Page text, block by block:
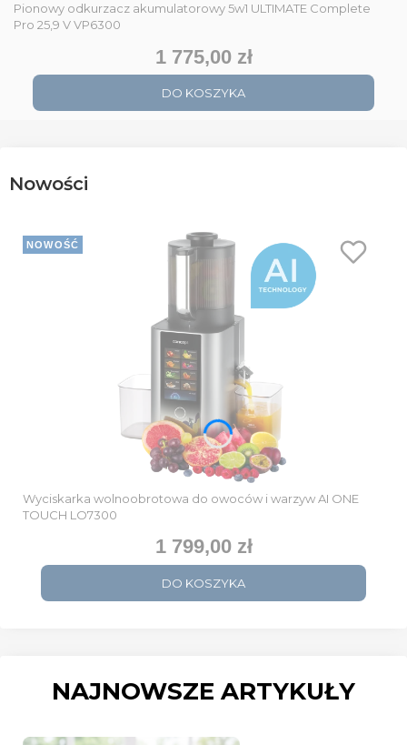
Pionowy odkurzacz akumulatorowy 5w1 ULTIMATE Complete
Pro 25,9 V VP6300
Cena
1 775,00 zł
DO KOSZYKA
Nowości
NOWOŚĆ
Wyciskarka wolnoobrotowa do owoców i warzyw AI ONE
TOUCH LO7300
Cena
1 799,00 zł
DO KOSZYKA
NAJNOWSZE ARTYKUŁY